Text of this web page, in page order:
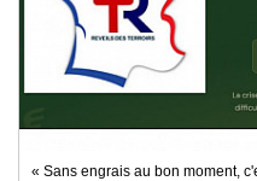
« Sans engrais au bon moment,